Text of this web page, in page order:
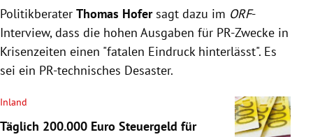
Politikberater Thomas Hofersagt dazu im ORF-
Interview, dass die hohen Ausgaben für PR-Zwecke in
Krisenzeiten einen "fatalen Eindruck hinterlässt". Es
sei ein PR-technisches Desaster.
Inland
Täglich 200.000 Euro Steuergeld für